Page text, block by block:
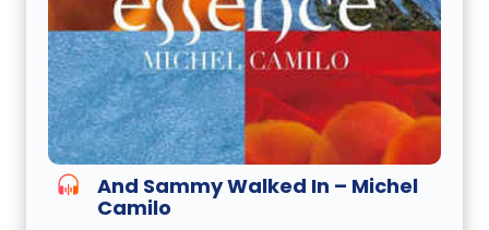
And Sammy Walked In – Michel
Camilo